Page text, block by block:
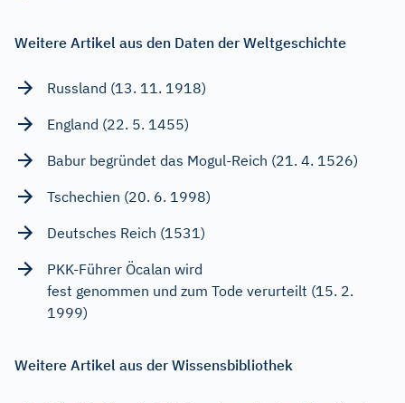
Weitere Artikel aus den Daten der Weltgeschichte
Russland (13. 11. 1918)
England (22. 5. 1455)
Babur begründet das Mogul-Reich (21. 4. 1526)
Tschechien (20. 6. 1998)
Deutsches Reich (1531)
PKK-Führer Öcalan wird
fest genommen und zum Tode verurteilt (15. 2.
1999)
Weitere Artikel aus der Wissensbibliothek